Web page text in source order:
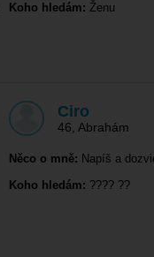
Koho hledám: Ženu
Ciro
46 Abrahám
Něco o mně: Napíš a
Koho hledám: ???? ??